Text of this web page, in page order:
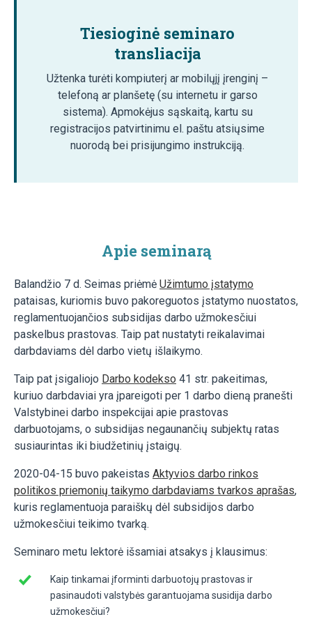
Tiesioginė seminaro
transliacija
Užtenka turėti kompiuterį ar mobilųjį įrenginį –
telefoną ar planšetę (su internetu ir garso
sistema). Apmokėjus sąskaitą, kartu su
registracijos patvirtinimu el. paštu atsiųsime
nuorodą bei prisijungimo instrukciją.
Apie seminarą
Balandžio 7 d. Seimas priėmė Užimtumo įstatymo
pataisas, kuriomis buvo pakoreguotos įstatymo nuostatos,
reglamentuojančios subsidijas darbo užmokesčiui
paskelbus prastovas. Taip pat nustatyti reikalavimai
darbdaviams dėl darbo vietų išlaikymo.
Taip pat įsigaliojo Darbo kodekso 41 str. pakeitimas,
kuriuo darbdaviai yra įpareigoti per 1 darbo dieną pranešti
Valstybinei darbo inspekcijai apie prastovas
darbuotojams, o subsidijas negaunančių subjektų ratas
susiaurintas iki biudžetinių įstaigų.
2020-04-15 buvo pakeistas Aktyvios darbo rinkos
politikos priemonių taikymo darbdaviams tvarkos aprašas,
kuris reglamentuoja paraiškų dėl subsidijos darbo
užmokesčiui teikimo tvarką.
Seminaro metu lektorė išsamiai atsakys į klausimus:
Kaip tinkamai įforminti darbuotojų prastovas ir
pasinaudoti valstybės garantuojama susidija darbo
užmokesčiui?